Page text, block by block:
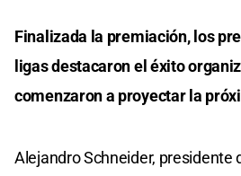
Finalizada la premiación, los
ligas destacaron el éxito
comenzaron a proyectar la
Alejandro Schneider, presidente